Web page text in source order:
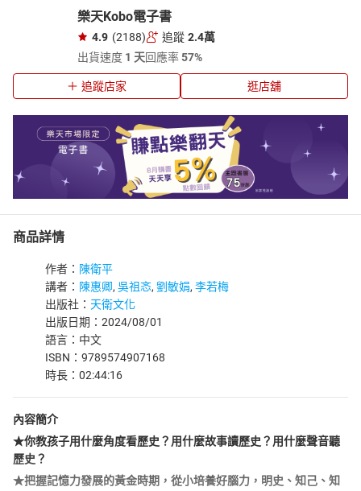
樂天Kobo電子書
4.9 (2188) 追蹤 2.4萬
出貨速度 1 天回應率57%
追蹤店家 逛店舖
商品詳情
作者： 陳衛平
講者： 陳惠卿, 吳祖忞, 劉敏娟, 李若梅
出版社： 天衛文化
出版日期：2024/08/01
語言：中文
ISBN：9789574907168
時長：02:44:16
內容簡介
★你教孩子用什麼角度看歷史？用什麼故事讀歷史？用什麼聲音聽
歷史？
★把握記憶力發展的黃金時期，從小培養好腦力，明史、知己、知